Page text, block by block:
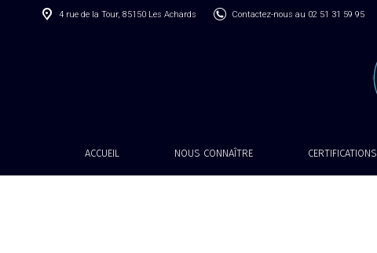
4 rue de la Tour, 85150 Les Achards Contactez-nous au 02 51 31 59 95
ACCUEIL NOUS CONNAÎTRE CERTIFICATIONS